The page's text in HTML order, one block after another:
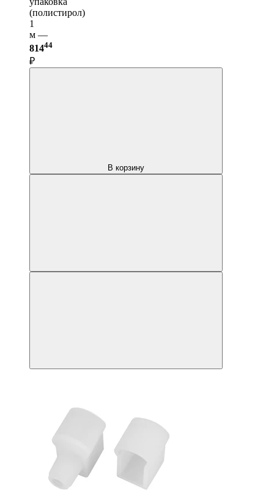
(полистирол)
1
м —
81444
₽
В корзину